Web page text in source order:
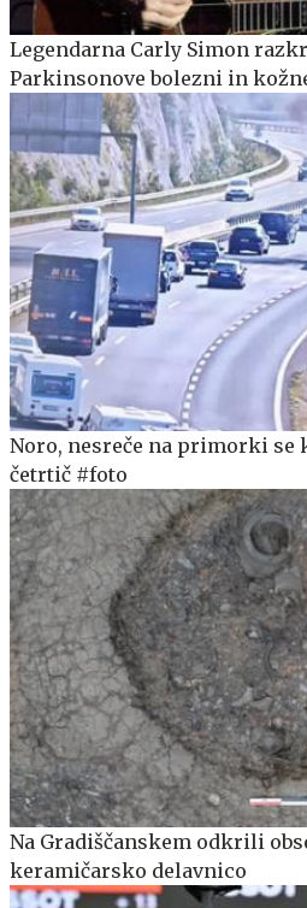
Legendarna Carly Simon
Parkinsonove bolezni in
Noro, nesreče na primorki se
četrtič #foto
Na Gradiščanskem odkrili
keramičarsko delavnico